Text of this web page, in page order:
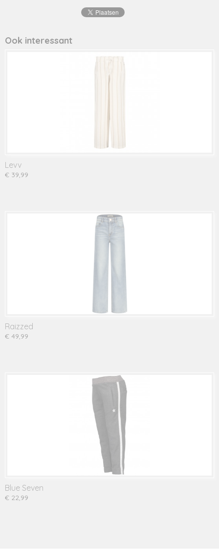
Productcode leverancier
Ook interessant
Levv
€ 39,99
Raizzed
€ 49,99
Blue Seven
€ 22,99